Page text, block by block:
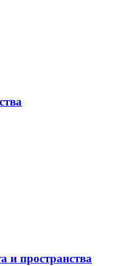
и пространства